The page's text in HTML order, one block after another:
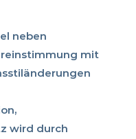
neben
mit
wird durch